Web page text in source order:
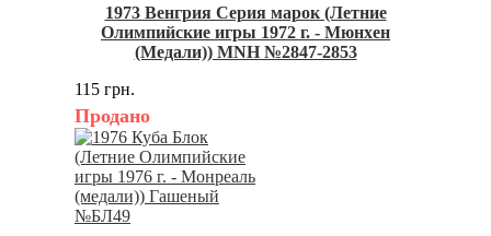
1973 Венгрия Серия марок (Летние
Олимпийские игры 1972 г. - Мюнхен
(Медали)) MNH №2847-2853
115 грн.
Продано